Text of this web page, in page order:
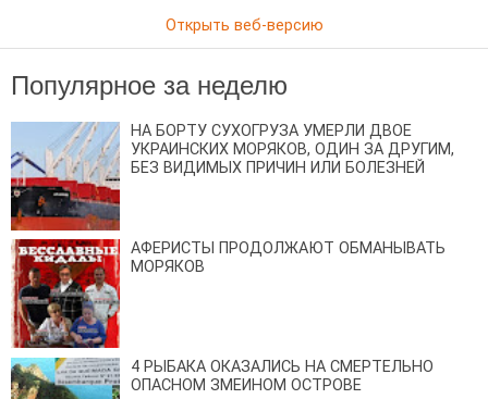
Открыть веб-версию
Популярное за неделю
НА БОРТУ СУХОГРУЗА УМЕРЛИ ДВОЕ
УКРАИНСКИХ МОРЯКОВ, ОДИН ЗА ДРУГИМ,
БЕЗ ВИДИМЫХ ПРИЧИН ИЛИ БОЛЕЗНЕЙ
АФЕРИСТЫ ПРОДОЛЖАЮТ ОБМАНЫВАТЬ
МОРЯКОВ
4 РЫБАКА ОКАЗАЛИСЬ НА СМЕРТЕЛЬНО
ОПАСНОМ ЗМЕИНОМ ОСТРОВЕ